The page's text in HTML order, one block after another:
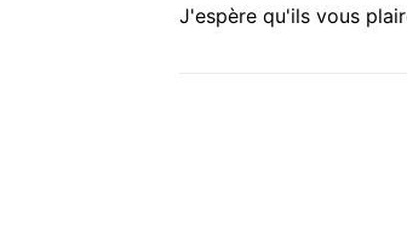
J'espère qu'ils vous